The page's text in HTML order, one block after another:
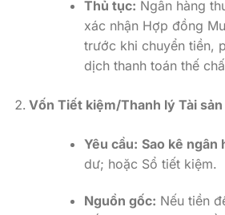
Thủ tục: Ngân hàng
xác nhận Hợp đồng
trước khi chuyển tiền,
dịch thanh toán thế
Vốn Tiết kiệm/Thanh lý Tài
Yêu cầu: Sao kê ngân
dư; hoặc Sổ tiết kiệm.
Nguồn gốc: Nếu tiền